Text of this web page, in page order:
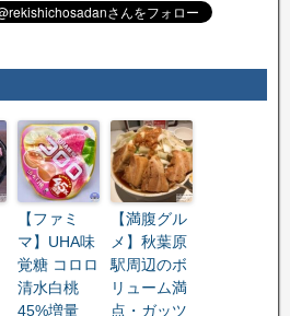
【ファミ
マ】UHA味
覚糖 コロロ
清水白桃
45%増量
【満腹グル
メ】秋葉原
駅周辺のボ
リューム満
点・ガッツ